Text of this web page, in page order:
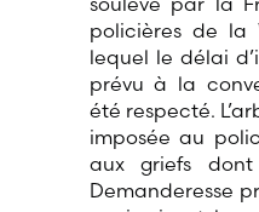
policières de la
lequel le délai
prévu à la
été respecté.
imposée au
aux griefs
Demanderesse